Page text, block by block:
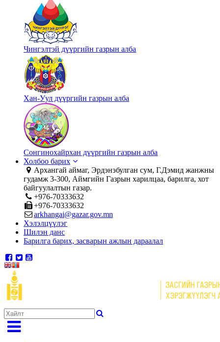
Чингэлтэй дүүргийн газрын алба
Хан-Уул дүүргийн газрын алба
Сонгинохайрхан дүүргийн газрын алба
Холбоо барих
Архангай аймаг, Эрдэнэбулган сум, Г.Дэмид жанжны
гудамж 3-300, Аймгийн Газрын харилцаа, барилга, хот
байгуулалтын газар.
+976-70333632
+976-70333632
arkhangai@gazar.gov.mn
Хэлэлцүүлэг
Шилэн данс
Барилга барих, засварын ажлын дараалал